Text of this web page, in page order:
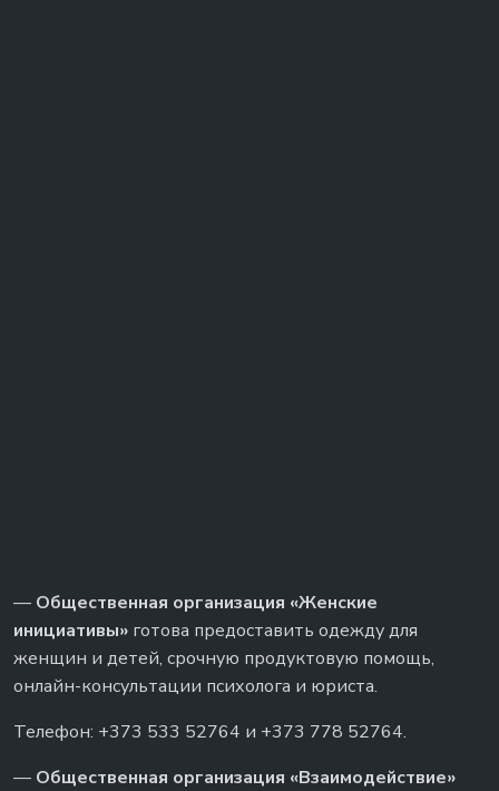
— Общественная организация «Женские
инициативы» готова предоставить одежду для
женщин и детей, срочную продуктовую помощь,
онлайн-консультации психолога и юриста.
Телефон: +373 533 52764 и +373 778 52764.
— Общественная организация «Взаимодействие»